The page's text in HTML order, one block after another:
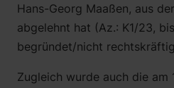
Hans-Georg Maaßen, aus
abgelehnt hat (Az.: K1/23,
begründet/nicht
Zugleich wurde auch die